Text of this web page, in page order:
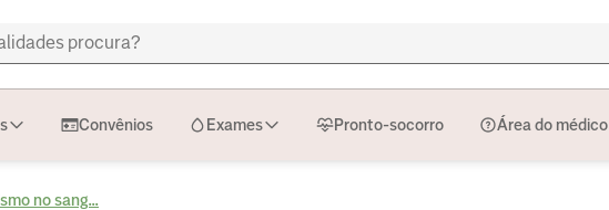
Convênios Exames Pronto-socorro Área do médico
no sang...